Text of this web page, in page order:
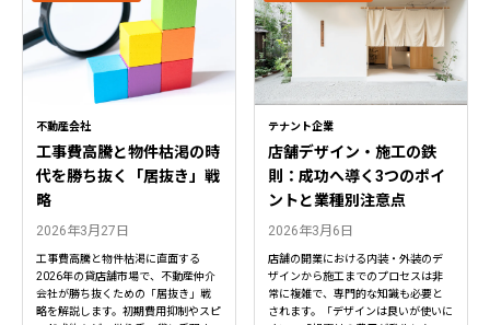
不動産会社
工事費高騰と物件枯渇の時
代を勝ち抜く「居抜き」戦
略
2026年3月27日
工事費高騰と物件枯渇に直面する
2026年の貸店舗市場で、不動産仲介
会社が勝ち抜くための「居抜き」戦
略を解説します。初期費用抑制やスピ
テナント企業
店舗デザイン・施工の鉄
則：成功へ導く3つのポイ
ントと業種別注意点
2026年3月6日
店舗の開業における内装・外装のデ
ザインから施工までのプロセスは非
常に複雑で、専門的な知識も必要と
されます。「デザインは良いが使いに